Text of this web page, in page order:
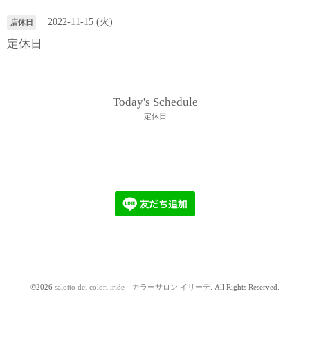
店休日 2022-11-15 (火)
定休日
Today's Schedule
定休日
©2026 salotto dei colori iride カラーサロン イリーデ. All Rights Reserved.